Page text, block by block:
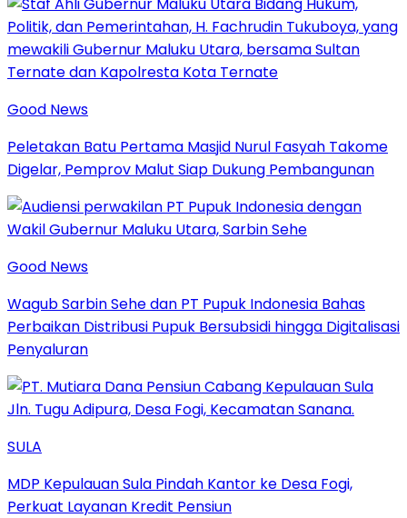
Good News
Peletakan Batu Pertama Masjid Nurul Fasyah Takome
Digelar, Pemprov Malut Siap Dukung Pembangunan
Good News
Wagub Sarbin Sehe dan PT Pupuk Indonesia Bahas
Perbaikan Distribusi Pupuk Bersubsidi hingga Digitalisasi
Penyaluran
SULA
MDP Kepulauan Sula Pindah Kantor ke Desa Fogi,
Perkuat Layanan Kredit Pensiun